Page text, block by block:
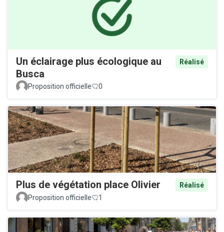
Un éclairage plus écologique au
Busca
Réalisé
Proposition officielle 0
Plus de végétation place Olivier
Réalisé
Proposition officielle
1